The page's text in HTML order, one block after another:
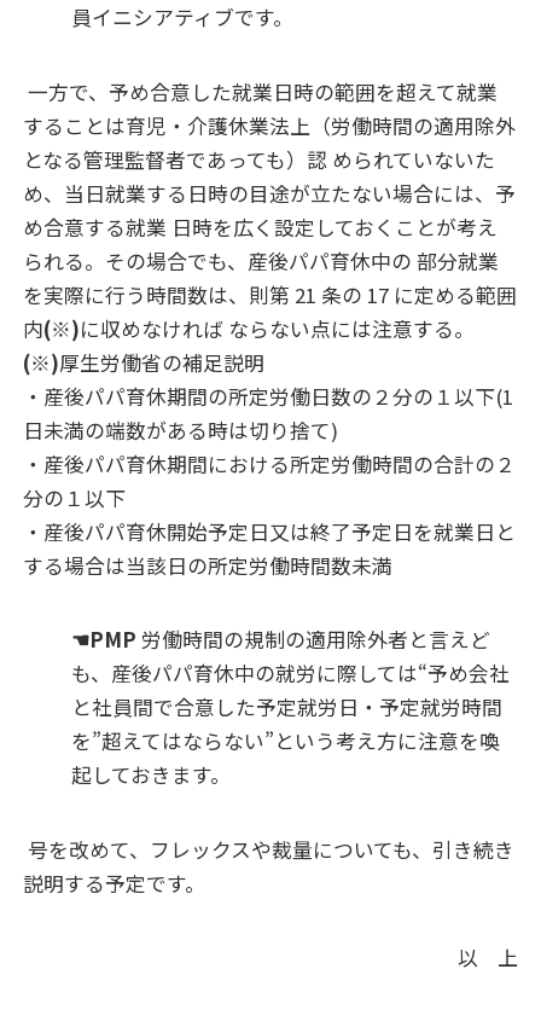
員イニシアティブです。
一方で、予め合意した就業日時の範囲を超えて就業
することは育児・介護休業法上（労働時間の適用除外
となる管理監督者であっても）認 められていないた
め、当日就業する日時の目途が立たない場合には、予
め合意する就業 日時を広く設定しておくことが考え
られる。その場合でも、産後パパ育休中の 部分就業
を実際に行う時間数は、則第 21 条の 17 に定める範囲
内(※)に収めなければ ならない点には注意する。
(※)厚生労働省の補足説明
・産後パパ育休期間の所定労働日数の２分の１以下(1
日未満の端数がある時は切り捨て)
・産後パパ育休期間における所定労働時間の合計の２
分の１以下
・産後パパ育休開始予定日又は終了予定日を就業日と
する場合は当該日の所定労働時間数未満
☚PMP 労働時間の規制の適用除外者と言えど
も、産後パパ育休中の就労に際しては“予め会社
と社員間で合意した予定就労日・予定就労時間
を”超えてはならない”という考え方に注意を喚
起しておきます。
号を改めて、フレックスや裁量についても、引き続き
説明する予定です。
以 上